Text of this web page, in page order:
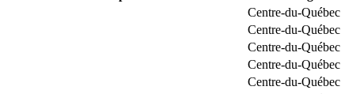
Centre-du-Québec
Centre-du-Québec
Centre-du-Québec
Centre-du-Québec
Centre-du-Québec